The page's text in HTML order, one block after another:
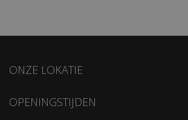
ONZE LOKATIE
OPENINGSTIJDEN